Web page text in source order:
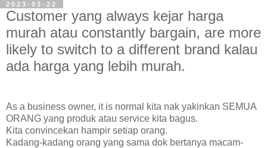
2023-03-22
Customer yang always kejar harga
murah atau constantly bargain, are more
likely to switch to a different brand kalau
ada harga yang lebih murah.
As a business owner, it is normal kita nak yakinkan SEMUA
ORANG yang produk atau service kita bagus.
Kita convincekan hampir setiap orang.
Kadang-kadang orang yang sama dok bertanya macam-